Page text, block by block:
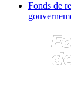
Fonds de